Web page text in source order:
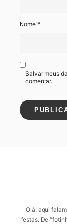
Nome *
Salvar meus
comentar.
Olá, aqui
festas. De